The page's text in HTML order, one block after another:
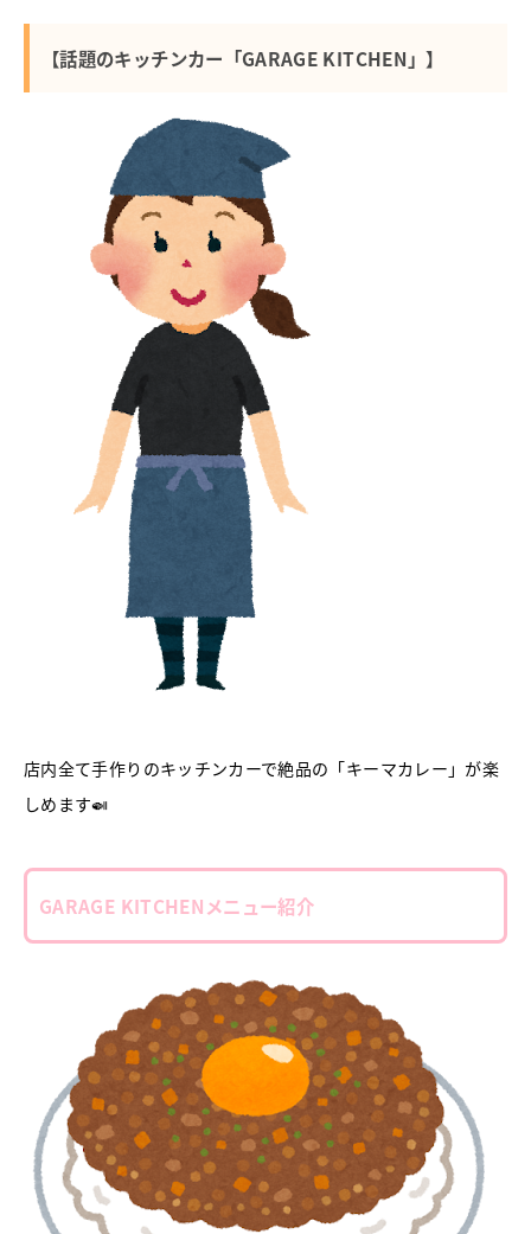
【話題のキッチンカー「GARAGE KITCHEN」】
店内全て手作りのキッチンカーで絶品の「キーマカレー」が楽
しめます🍛
GARAGE KITCHENメニュー紹介